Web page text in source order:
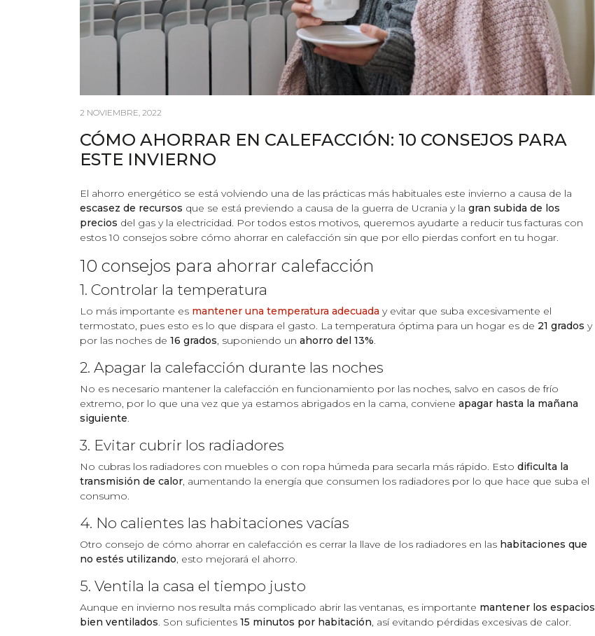
2 NOVIEMBRE, 2022
CÓMO AHORRAR EN CALEFACCIÓN: 10 CONSEJOS PARA
ESTE INVIERNO
El ahorro energético se está volviendo una de las prácticas más habituales este invierno a causa de la
escasez de recursos que se está previendo a causa de la guerra de Ucrania y la gran subida de los
precios del gas y la electricidad. Por todos estos motivos, queremos ayudarte a reducir tus facturas con
estos 10 consejos sobre cómo ahorrar en calefacción sin que por ello pierdas confort en tu hogar.
10 consejos para ahorrar calefacción
1. Controlar la temperatura
Lo más importante es mantener una temperatura adecuada y evitar que suba excesivamente el
termostato, pues esto es lo que dispara el gasto. La temperatura óptima para un hogar es de 21 grados y
por las noches de 16 grados, suponiendo un ahorro del 13%.
2. Apagar la calefacción durante las noches
No es necesario mantener la calefacción en funcionamiento por las noches, salvo en casos de frío
extremo, por lo que una vez que ya estamos abrigados en la cama, conviene apagar hasta la mañana
siguiente.
3. Evitar cubrir los radiadores
No cubras los radiadores con muebles o con ropa húmeda para secarla más rápido. Esto dificulta la
transmisión de calor, aumentando la energía que consumen los radiadores por lo que hace que suba el
consumo.
4. No calientes las habitaciones vacías
Otro consejo de cómo ahorrar en calefacción es cerrar la llave de los radiadores en las habitaciones que
no estés utilizando, esto mejorará el ahorro.
5. Ventila la casa el tiempo justo
Aunque en invierno nos resulta más complicado abrir las ventanas, es importante mantener los espacios
bien ventilados. Son suficientes 15 minutos por habitación, así evitando pérdidas excesivas de calor.